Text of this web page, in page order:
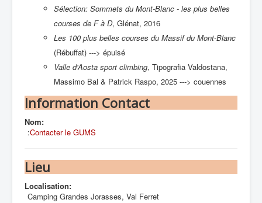
Sélection: Sommets du Mont-Blanc - les plus belles
courses de F à D, Glénat, 2016
Les 100 plus belles courses du Massif du Mont-Blanc
(Rébuffat) ---> épuisé
Valle d'Aosta sport climbing, Tipografia Valdostana,
Massimo Bal & Patrick Raspo, 2025 ---> couennes
Information Contact
Nom:
:Contacter le GUMS
Lieu
Localisation:
Camping Grandes Jorasses, Val Ferret